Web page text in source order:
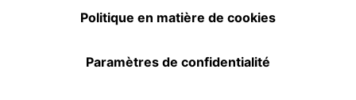
Politique en matière de cookies
Paramètres de confidentialité